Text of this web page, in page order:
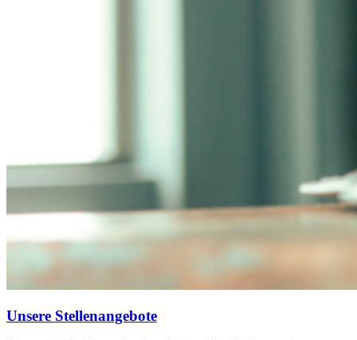
Unsere Stellenangebote